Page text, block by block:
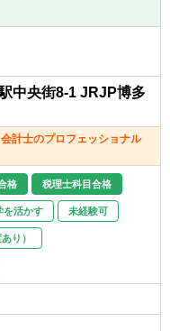
会計サービスを提供し
中央街8-1 JRJP博多
計士のプロフェッショナル
格 税理士科目合格
を活かす 未経験可
り）